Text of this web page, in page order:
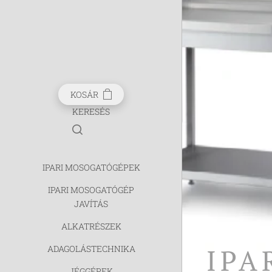
KOSÁR
KERESÉS
IPARI MOSOGATÓGÉPEK
IPARI MOSOGATÓGÉP
JAVÍTÁS
ALKATRÉSZEK
ADAGOLÁSTECHNIKA